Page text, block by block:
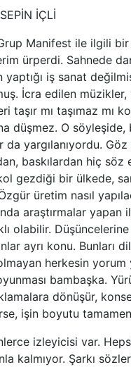
İÇLİ
Manifest ile ilgili
ürperdi. Sahnede
yaptığı iş sanat
İcra edilen müzikler,
taşır mı taşımaz mı
düşmez. O
da yargılanıyordu. Göz
baskılardan hiç söz
gezdiği bir ülkede,
üretim nasıl
araştırmalar yapan
olabilir. Düşüncelerine
ayrı konu. Bunları
herkesin yorum
bambaşka.
dönüşür,
işin boyutu
izleyicisi var.
kalmıyor. Şarkı